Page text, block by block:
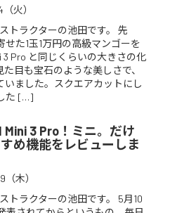
火）
トラクターの池田です。 先
せた1玉1万円の高級マンゴーを
3 Pro と同じくらいの大きさの化
目も宝石のような美しさで、
いました。スクエアカットにし
た […]
3 Pro！ミニ。だけ
め機能をレビューしま
木）
トラクターの池田です。 5月10